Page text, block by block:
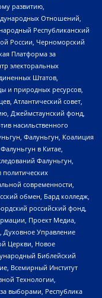
развитию,
Отношений,
Республиканский
России, Черноморский
Платформа за
электоральных
Штатов,
и природных ресурсов,
Атлантический совет,
Джеймстаунский фонд,
насильственного
Фалуньгун, Коалиция
в Китае,
Фалуньгун,
современности,
обмен, Бард колледж,
российский фонд,
Проект Медиа,
Духовное Управление
Церкви, Новое
Библейский
Всемирный Институт
Технологии,
выборами, Республика